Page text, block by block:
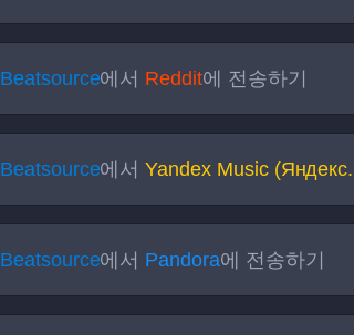
Beatsource에서 Reddit에 전송하기
Beatsource에서Yandex Music
Beatsource에서 Pandora에 전송하기